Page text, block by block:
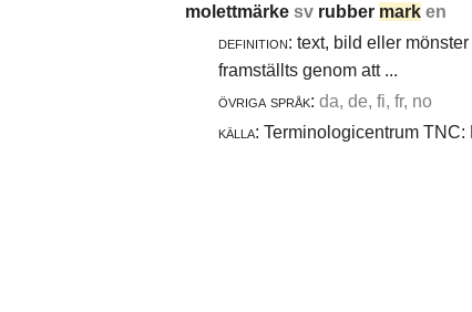
molettmärke sv rubber mark en
definition: text, bild eller
framställts genom att ...
övriga språk: da, de, fi, fr, no
källa: Terminologicentrum